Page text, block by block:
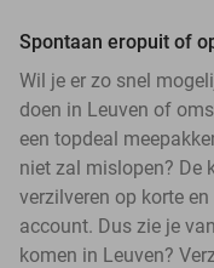
Spontaan eropuit of
Wil je er zo snel
doen in Leuven of
een topdeal
niet zal mislopen? De
verzilveren op korte
account. Dus zie je
komen in Leuven?